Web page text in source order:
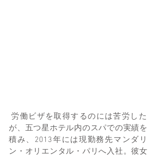
労働ビザを取得するのには苦労した
が、五つ星ホテル内のスパでの実績を
積み、2013年には現勤務先マンダリ
ン・オリエンタル・パリへ入社。彼女